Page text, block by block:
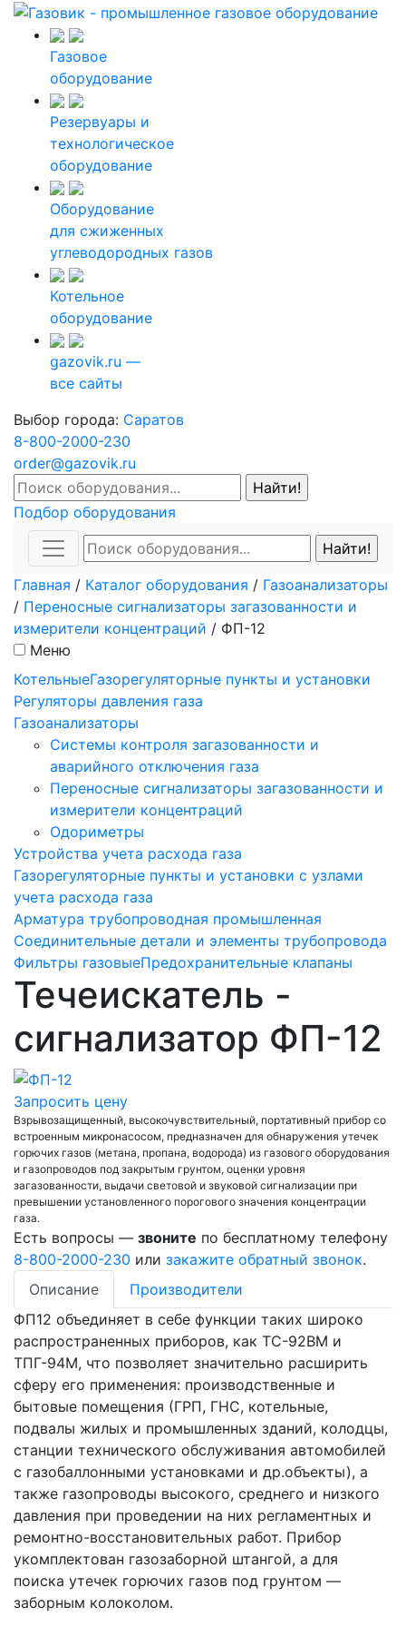
Газовое
оборудование
Резервуары и
технологическое
оборудование
Оборудование
для сжиженных
углеводородных газов
Котельное
оборудование
gazovik.ru —
все сайты
Выбор города: Саратов
8-800-2000-230
order@gazovik.ru
Подбор оборудования
Главная / Каталог оборудования / Газоанализаторы
/ Переносные сигнализаторы загазованности и
измерители концентраций / ФП-12
Меню
КотельныеГазорегуляторные пункты и установки
Регуляторы давления газа
Газоанализаторы
Системы контроля загазованности и
аварийного отключения газа
Переносные сигнализаторы загазованности и
измерители концентраций
Одориметры
Устройства учета расхода газа
Газорегуляторные пункты и установки с узлами
учета расхода газа
Арматура трубопроводная промышленная
Соединительные детали и элементы трубопровода
Фильтры газовыеПредохранительные клапаны
Течеискатель -
сигнализатор ФП-12
Запросить цену
Взрывозащищенный, высокочувствительный, портативный прибор со
встроенным микронасосом, предназначен для обнаружения утечек
горючих газов (метана, пропана, водорода) из газового оборудования
и газопроводов под закрытым грунтом, оценки уровня
загазованности, выдачи световой и звуковой сигнализации при
превышении установленного порогового значения концентрации
газа.
Есть вопросы — звоните по бесплатному телефону
8-800-2000-230 или закажите обратный звонок.
Описание
Производители
ФП12 объединяет в себе функции таких широко
распространенных приборов, как ТС-92ВМ и
ТПГ-94М, что позволяет значительно расширить
сферу его применения: производственные и
бытовые помещения (ГРП, ГНС, котельные,
подвалы жилых и промышленных зданий, колодцы,
станции технического обслуживания автомобилей
с газобаллонными установками и др.объекты), а
также газопроводы высокого, среднего и низкого
давления при проведении на них регламентных и
ремонтно-восстановительных работ. Прибор
укомплектован газозаборной штангой, а для
поиска утечек горючих газов под грунтом —
заборным колоколом.